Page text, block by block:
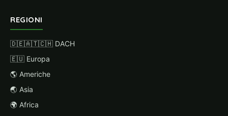
REGIONI
🇩🇪🇦🇹🇨🇭 DACH
🇪🇺 Europa
🌎 Americhe
🌏 Asia
🌍 Africa